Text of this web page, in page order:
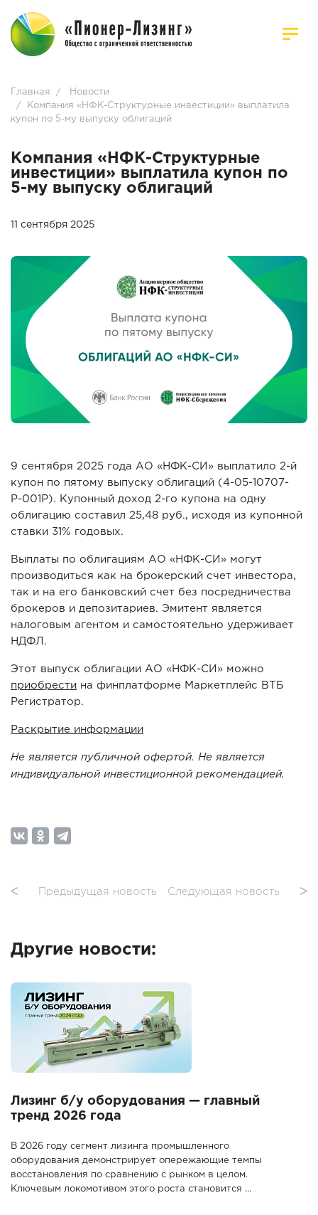
Главная /
Новости
/
Компания «НФК-Структурные инвестиции» выплатила
купон по 5-му выпуску облигаций
Компания «НФК-Структурные
инвестиции» выплатила купон по
5-му выпуску облигаций
11 сентября 2025
9 сентября 2025 года АО «НФК-СИ» выплатило 2-й
купон по пятому выпуску облигаций (4-05-10707-
Р-001P). Купонный доход 2-го купона на одну
облигацию составил 25,48 руб., исходя из купонной
ставки 31% годовых.
Выплаты по облигациям АО «НФК-СИ» могут
производиться как на брокерский счет инвестора,
так и на его банковский счет без посредничества
брокеров и депозитариев. Эмитент является
налоговым агентом и самостоятельно удерживает
НДФЛ.
Этот выпуск облигации АО «НФК-СИ» можно
приобрести на финплатформе Маркетплейс ВТБ
Регистратор.
Раскрытие информации
Не является публичной офертой. Не является
индивидуальной инвестиционной рекомендацией.
ᐸ Предыдущая новость Следующая новость ᐳ
Другие новости:
Лизинг б/у оборудования — главный
тренд 2026 года
В 2026 году сегмент лизинга промышленного
оборудования демонстрирует опережающие темпы
восстановления по сравнению с рынком в целом.
Ключевым локомотивом этого роста становится ...